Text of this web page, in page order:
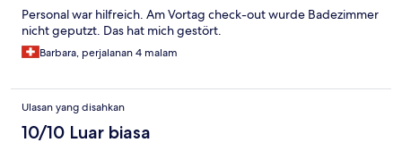
Personal war hilfreich. Am Vortag check-out wurde Badezimmer
nicht geputzt. Das hat mich gestört.
Barbara, perjalanan 4 malam
Ulasan yang disahkan
10/10 Luar biasa